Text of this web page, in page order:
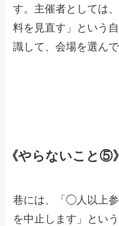
す。主催者としては
料を見直す」という
識して、会場を選んで
《やらないこと⑤
巷には、「◯人以上
を中止します」とい